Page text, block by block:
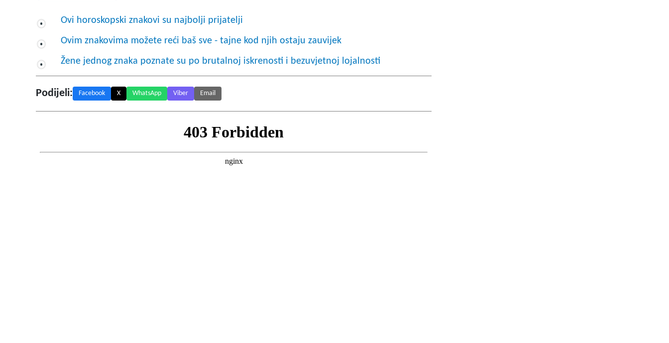
Ovi horoskopski znakovi su najbolji prijatelji
Ovim znakovima možete reći baš sve - tajne kod njih ostaju zauvijek
Žene jednog znaka poznate su po brutalnoj iskrenosti i bezuvjetnoj lojalnosti
Podijeli: Facebook X WhatsApp Viber Email